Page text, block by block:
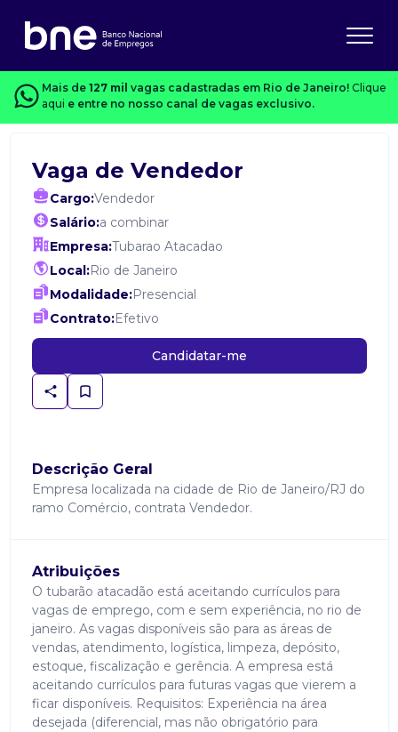
Mais de 127 mil vagas cadastradas em Rio de Janeiro! Clique
aqui e entre no nosso canal de vagas exclusivo.
Vaga de Vendedor
Cargo:Vendedor
Salário:a combinar
Empresa:Tubarao Atacadao
Local:Rio de Janeiro
Modalidade:Presencial
Contrato:Efetivo
Candidatar-me
Descrição Geral
Empresa localizada na cidade de Rio de Janeiro/RJ do
ramo Comércio, contrata Vendedor.
Atribuições
O tubarão atacadão está aceitando currículos para
vagas de emprego, com e sem experiência, no rio de
janeiro. As vagas disponíveis são para as áreas de
vendas, atendimento, logística, limpeza, depósito,
estoque, fiscalização e gerência. A empresa está
aceitando currículos para futuras vagas que vierem a
ficar disponíveis. Requisitos: Experiência na área
desejada (diferencial, mas não obrigatório para